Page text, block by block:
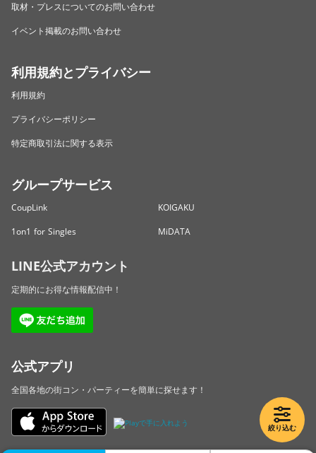
絞り込む
取材・プレスについてのお問い合わせ
イベント掲載のお問い合わせ
利用規約とプライバシー
利用規約
プライバシーポリシー
特定商取引法に関する表示
グループサービス
CoupLink
KOIGAKU
1on1 for Singles
MiDATA
LINE公式アカウント
定期的にお得な情報配信中！
公式アプリ
全国各地の街コン・パーティーを簡単に探せます！